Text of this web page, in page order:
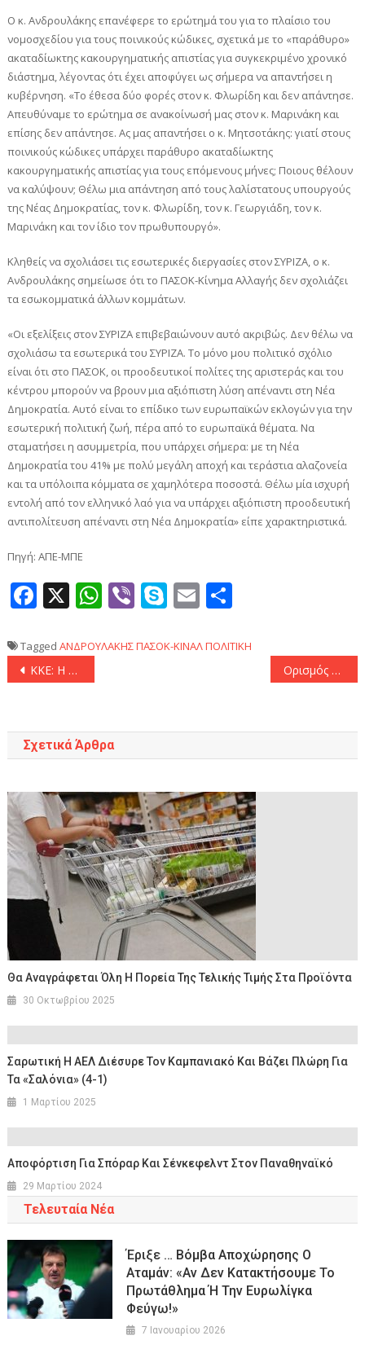
Ο κ. Ανδρουλάκης επανέφερε το ερώτημά του για το πλαίσιο του
νομοσχεδίου για τους ποινικούς κώδικες, σχετικά με το «παράθυρο»
ακαταδίωκτης κακουργηματικής απιστίας για συγκεκριμένο χρονικό
διάστημα, λέγοντας ότι έχει αποφύγει ως σήμερα να απαντήσει η
κυβέρνηση. «Το έθεσα δύο φορές στον κ. Φλωρίδη και δεν απάντησε.
Απευθύναμε το ερώτημα σε ανακοίνωσή μας στον κ. Μαρινάκη και
επίσης δεν απάντησε. Ας μας απαντήσει ο κ. Μητσοτάκης: γιατί στους
ποινικούς κώδικες υπάρχει παράθυρο ακαταδίωκτης
κακουργηματικής απιστίας για τους επόμενους μήνες; Ποιους θέλουν
να καλύψουν; Θέλω μια απάντηση από τους λαλίστατους υπουργούς
της Νέας Δημοκρατίας, τον κ. Φλωρίδη, τον κ. Γεωργιάδη, τον κ.
Μαρινάκη και τον ίδιο τον πρωθυπουργό».
Κληθείς να σχολιάσει τις εσωτερικές διεργασίες στον ΣΥΡΙΖΑ, ο κ.
Ανδρουλάκης σημείωσε ότι το ΠΑΣΟΚ-Κίνημα Αλλαγής δεν σχολιάζει
τα εσωκομματικά άλλων κομμάτων.
«Οι εξελίξεις στον ΣΥΡΙΖΑ επιβεβαιώνουν αυτό ακριβώς. Δεν θέλω να
σχολιάσω τα εσωτερικά του ΣΥΡΙΖΑ. Το μόνο μου πολιτικό σχόλιο
είναι ότι στο ΠΑΣΟΚ, οι προοδευτικοί πολίτες της αριστεράς και του
κέντρου μπορούν να βρουν μια αξιόπιστη λύση απέναντι στη Νέα
Δημοκρατία. Αυτό είναι το επίδικο των ευρωπαϊκών εκλογών για την
εσωτερική πολιτική ζωή, πέρα από το ευρωπαϊκά θέματα. Να
σταματήσει η ασυμμετρία, που υπάρχει σήμερα: με τη Νέα
Δημοκρατία του 41% με πολύ μεγάλη αποχή και τεράστια αλαζονεία
και τα υπόλοιπα κόμματα σε χαμηλότερα ποσοστά. Θέλω μία ισχυρή
εντολή από τον ελληνικό λαό για να υπάρχει αξιόπιστη προοδευτική
αντιπολίτευση απέναντι στη Νέα Δημοκρατία» είπε χαρακτηριστικά.
Πηγή: ΑΠΕ-ΜΠΕ
Facebook
X WhatsApp
ViberSkype
Email
Tagged ΑΝΔΡΟΥΛΑΚΗΣΠΑΣΟΚ-ΚΙΝΑΛΠΟΛΙΤΙΚΗ
Πλοήγηση
ΚΚΕ: Η αποστολή της φρεγάτας «Ύδρα» εμπλέκει τη χώρα σε μια σύγκρουση απρόβλεπτων διαστάσεων Ορισμός επικεφαλής Γραμματειών της ΝΔ
Σχετικά Άρθρα
Θα Αναγράφεται Όλη Η Πορεία Της Τελικής Τιμής Στα Προϊόντα
30 Οκτωβρίου 2025
Σαρωτική Η ΑΕΛ Διέσυρε Τον Καμπανιακό Και Βάζει Πλώρη Για
Τα «σαλόνια» (4-1)
1 Μαρτίου 2025
Αποφόρτιση Για Σπόραρ Και Σένκεφελντ Στον Παναθηναϊκό
29 Μαρτίου 2024
Τελευταία Νέα
Έριξε … Βόμβα Αποχώρησης Ο
Αταμάν: «Αν Δεν Κατακτήσουμε Το
Πρωτάθλημα Ή Την Ευρωλίγκα
Φεύγω!»
7 Ιανουαρίου 2026